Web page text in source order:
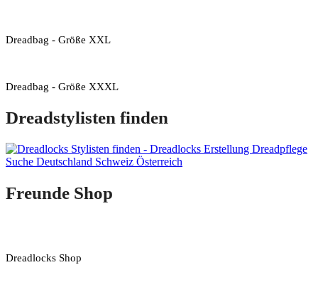
Dreadbag - Größe XXL
Dreadbag - Größe XXXL
Dreadstylisten finden
Freunde Shop
Dreadlocks Shop